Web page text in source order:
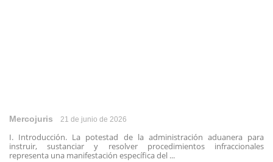
Mercojuris 21 de junio de 2026
I. Introducción. La potestad de la administración aduanera para
instruir, sustanciar y resolver procedimientos infraccionales
representa una manifestación específica del ...